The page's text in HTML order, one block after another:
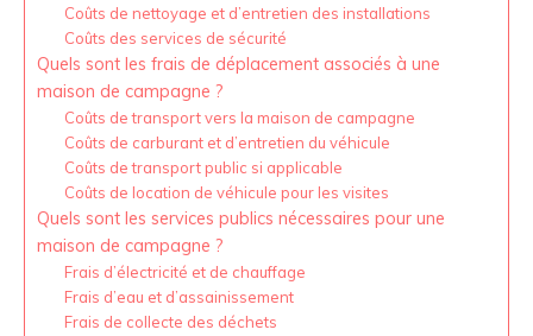
Coûts de nettoyage et d’entretien des installations
Coûts des services de sécurité
Quels sont les frais de déplacement associés à une
maison de campagne ?
Coûts de transport vers la maison de campagne
Coûts de carburant et d’entretien du véhicule
Coûts de transport public si applicable
Coûts de location de véhicule pour les visites
Quels sont les services publics nécessaires pour une
maison de campagne ?
Frais d’électricité et de chauffage
Frais d’eau et d’assainissement
Frais de collecte des déchets